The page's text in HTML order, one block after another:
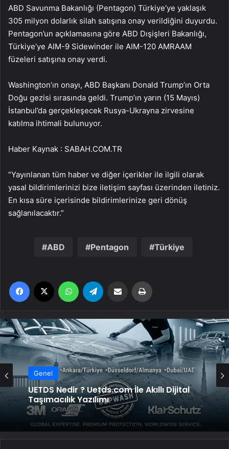
ABD Savunma Bakanlığı (Pentagon) Türkiye’ye yaklaşık
305 milyon dolarlık silah satışına onay verildiğini duyurdu.
Pentagon’un açıklamasına göre ABD Dışişleri Bakanlığı,
Türkiye’ye AIM-9 Sidewinder ile AIM-120 AMRAAM
füzeleri satışına onay verdi.
Washington’ın onayı, ABD Başkanı Donald Trump’ın Orta
Doğu gezisi sırasında geldi. Trump’ın yarın (15 Mayıs)
İstanbul’da gerçekleşecek Rusya-Ukrayna zirvesine
katılma ihtimali bulunuyor.
Haber Kaynak : SABAH.COM.TR
“Yayınlanan tüm haber ve diğer içerikler ile ilgili olarak
yasal bildirimlerinizi bize iletişim sayfası üzerinden iletiniz.
En kısa süre içerisinde bildirimlerinize geri dönüş
sağlanılacaktır.”
ABD Pentagon Türkiye
Facebook WhatsApp Email'den paylaş
Genel
UETDS Nedir ? Uetds.com İle Akıllı Dijital
Taşımacılık Yazılımı